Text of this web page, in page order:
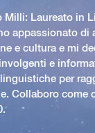
Milli: Laureato in
appassionato di
e cultura e mi
e
per
Collaboro come